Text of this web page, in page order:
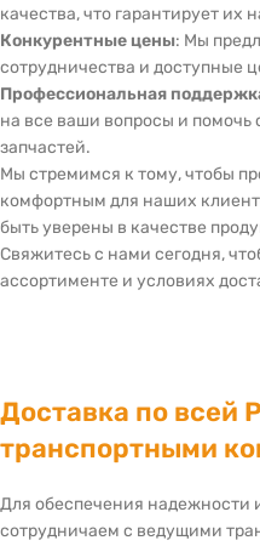
качества, что гарантирует их
Конкурентные цены: Мы
сотрудничества и доступные
Профессиональная
на все ваши вопросы и
запчастей.
Мы стремимся к тому, чтобы
комфортным для наших
быть уверены в качестве
Свяжитесь с нами сегодня,
ассортименте и условиях
Доставка по всей
транспортными
Для обеспечения надежности
сотрудничаем с ведущими